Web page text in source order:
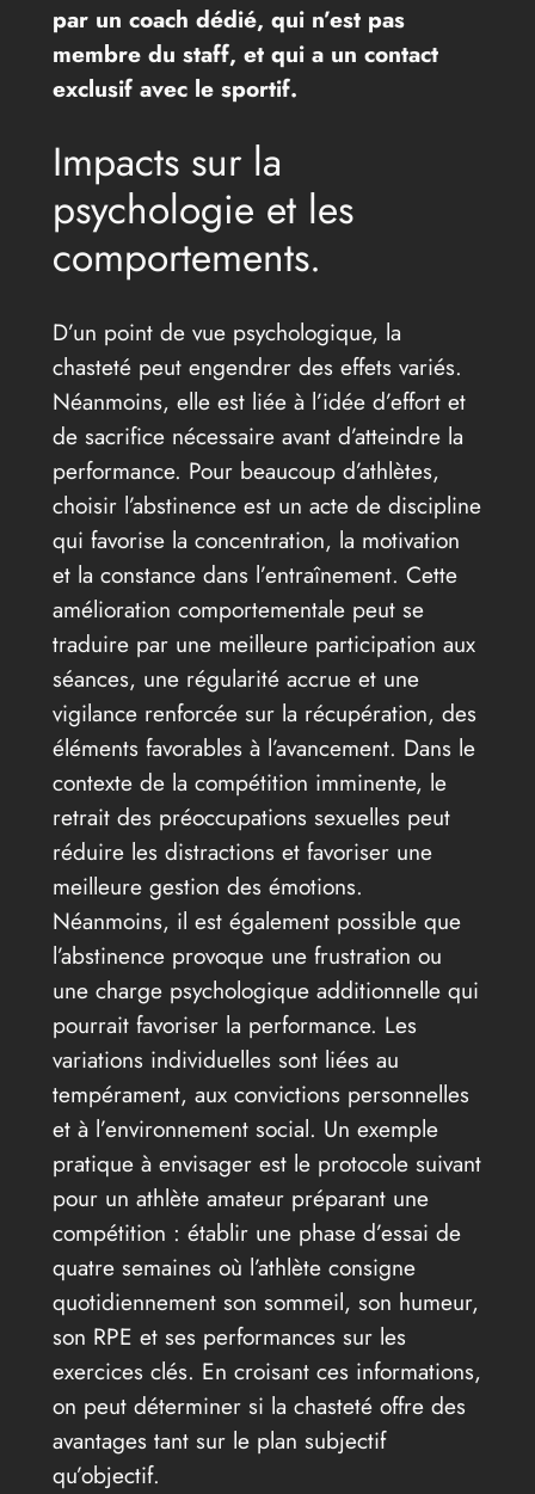
par un coach dédié, qui n’est pas
membre du staff, et qui a un contact
exclusif avec le sportif.
Impacts sur la
psychologie et les
comportements.
D’un point de vue psychologique, la
chasteté peut engendrer des effets variés.
Néanmoins, elle est liée à l’idée d’effort et
de sacrifice nécessaire avant d’atteindre la
performance. Pour beaucoup d’athlètes,
choisir l’abstinence est un acte de discipline
qui favorise la concentration, la motivation
et la constance dans l’entraînement. Cette
amélioration comportementale peut se
traduire par une meilleure participation aux
séances, une régularité accrue et une
vigilance renforcée sur la récupération, des
éléments favorables à l’avancement. Dans le
contexte de la compétition imminente, le
retrait des préoccupations sexuelles peut
réduire les distractions et favoriser une
meilleure gestion des émotions.
Néanmoins, il est également possible que
l’abstinence provoque une frustration ou
une charge psychologique additionnelle qui
pourrait favoriser la performance. Les
variations individuelles sont liées au
tempérament, aux convictions personnelles
et à l’environnement social. Un exemple
pratique à envisager est le protocole suivant
pour un athlète amateur préparant une
compétition : établir une phase d’essai de
quatre semaines où l’athlète consigne
quotidiennement son sommeil, son humeur,
son RPE et ses performances sur les
exercices clés. En croisant ces informations,
on peut déterminer si la chasteté offre des
avantages tant sur le plan subjectif
qu’objectif.